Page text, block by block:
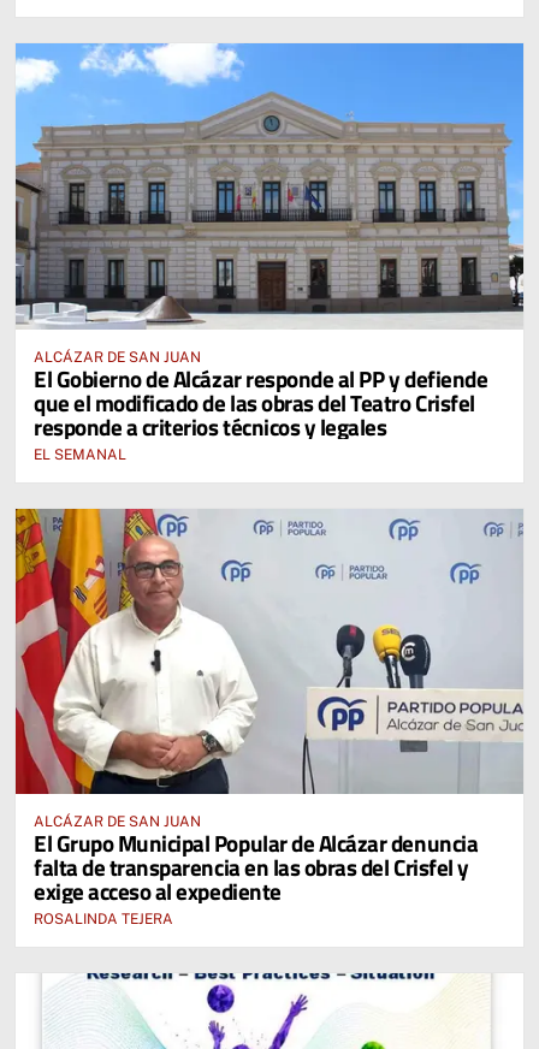
ALCÁZAR DE SAN JUAN
El Gobierno de Alcázar responde al PP y defiende
que el modificado de las obras del Teatro Crisfel
responde a criterios técnicos y legales
EL SEMANAL
ALCÁZAR DE SAN JUAN
El Grupo Municipal Popular de Alcázar denuncia
falta de transparencia en las obras del Crisfel y
exige acceso al expediente
ROSALINDA TEJERA